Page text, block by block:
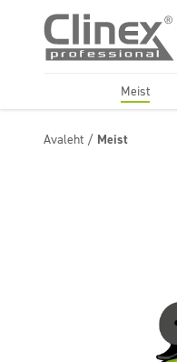
Meist
Horeca
Avaleht / Meist